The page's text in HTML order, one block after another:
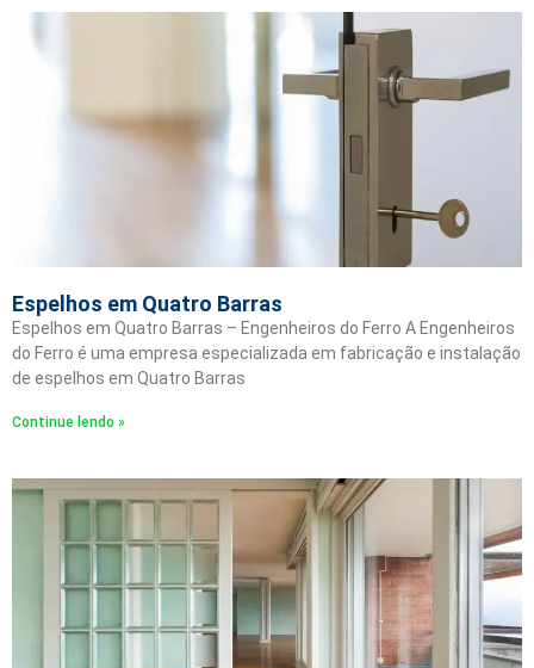
Espelhos em Quatro Barras
Espelhos em Quatro Barras – Engenheiros do Ferro A Engenheiros
do Ferro é uma empresa especializada em fabricação e instalação
de espelhos em Quatro Barras
Continue lendo »